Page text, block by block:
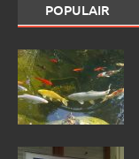
POPULAIR